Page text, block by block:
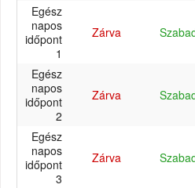
Egész
napos
időpont
1
Zárva
Egész
napos
időpont
2
Zárva
Egész
napos
időpont
3
Zárva